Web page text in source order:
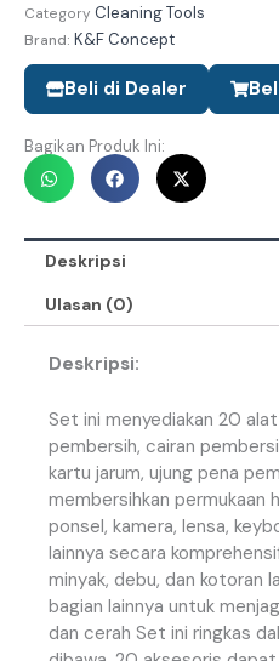
Category Cleaning Tools
Brand: K&F Concept
Beli di Dealer
Bagikan Produk Ini:
Deskripsi
Ulasan (0)
Deskripsi:
Set ini menyediakan 20 alat
pembersih, cairan
kartu jarum, ujung pena
membersihkan permukaan
ponsel, kamera, lensa,
lainnya secara
minyak, debu, dan kotoran
bagian lainnya untuk
dan cerah Set ini ringkas